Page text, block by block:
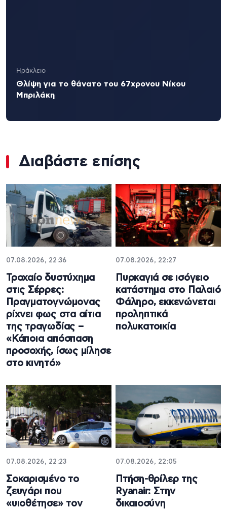
Ηράκλειο
Θλίψη για το θάνατο του 67χρονου Νίκου
Μπριλάκη
Διαβάστε επίσης
07.08.2026, 22:36
Τροχαίο δυστύχημα
στις Σέρρες:
Πραγματογνώμονας
ρίχνει φως στα αίτια
της τραγωδίας –
«Κάποια απόσπαση
προσοχής, ίσως μίλησε
στο κινητό»
07.08.2026, 22:27
Πυρκαγιά σε ισόγειο
κατάστημα στο Παλαιό
Φάληρο, εκκενώνεται
προληπτικά
πολυκατοικία
07.08.2026, 22:23
Σοκαρισμένο το
ζευγάρι που
«υιοθέτησε» τον
07.08.2026, 22:05
Πτήση-θρίλερ της
Ryanair: Στην
δικαιοσύνη